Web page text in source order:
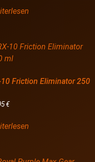
10 Friction Eliminator 250
€